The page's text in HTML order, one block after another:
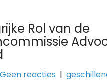
Rol van de
Geen reacties |